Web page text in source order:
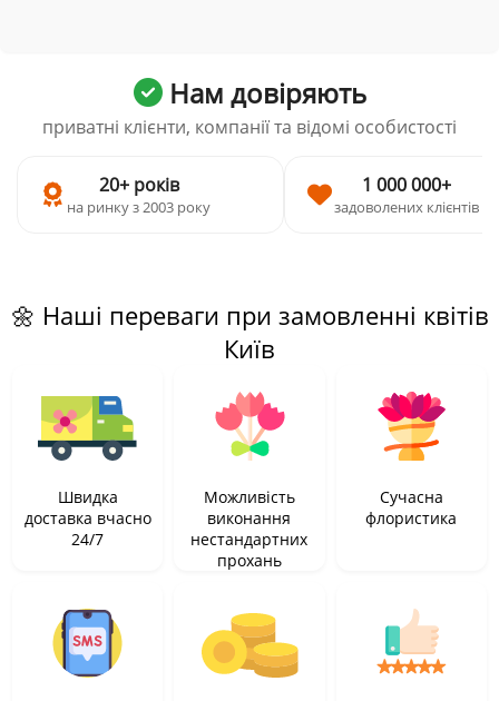
Нам довіряють
приватні клієнти, компанії та відомі особистості
20+ років
на ринку з 2003 року
1 000 000+
задоволених клієнтів
🌼 Наші переваги при замовленні квітів
Київ
Швидка
доставка вчасно
24/7
Можливість
виконання
нестандартних
прохань
Сучасна
флористика